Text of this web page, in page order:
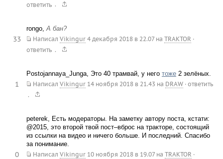
ответить .
rongo, А бан?
Написал Vikingur 4 декабря 2018 в 22.07на TRAKTOR ·
ответить .
33
Postojannaya_Junga, Это 40 трамвай, у него тоже2 зелёных.
Написал Vikingur 14 ноября 2018 в 21.43 на DRAW · ответить
.
1
peterek, Есть модераторы. На заметку автору поста, кстати:
@2015, это второй твой пост–вброс на тракторе, состоящий
из ссылки на видео и ничего больше. И последний. Спасибо
за понимание.
Написал Vikingur 10 ноября 2018 в 19.07на TRAKTOR ·
0